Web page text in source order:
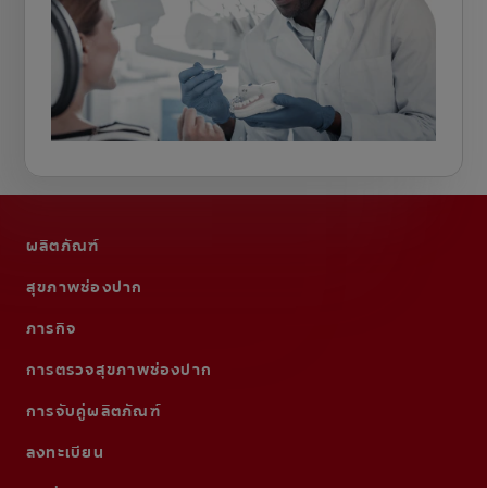
ผลิตภัณฑ์
สุขภาพช่องปาก
ภารกิจ
การตรวจสุขภาพช่องปาก
การจับคู่ผลิตภัณฑ์
ลงทะเบียน